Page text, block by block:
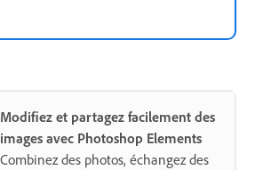
Modifiez et partagez facilement des
images avec Photoshop Elements
Combinez des photos, échangez des